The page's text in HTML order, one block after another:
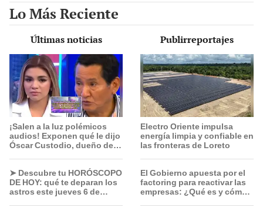
Lo Más Reciente
Últimas noticias
¡Salen a la luz polémicos
audios! Exponen qué le dijo
Óscar Custodio, dueño de
director musical
➤ Descubre tu HORÓSCOPO
DE HOY: qué te deparan los
astros este jueves 6 de
Publirreportajes
Electro Oriente impulsa
energía limpia y confiable en
las fronteras de Loreto
El Gobierno apuesta por el
factoring para reactivar las
empresas: ¿Qué es y cómo